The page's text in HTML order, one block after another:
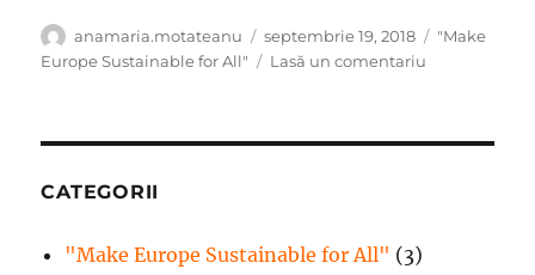
Autor
anamaria.motateanu
Publicat
pe
septembrie 19, 2018 Categorii
"Make
Europe Sustainable for All"
Lasă un comentariu
CATEGORII
"Make Europe Sustainable for All" (3)